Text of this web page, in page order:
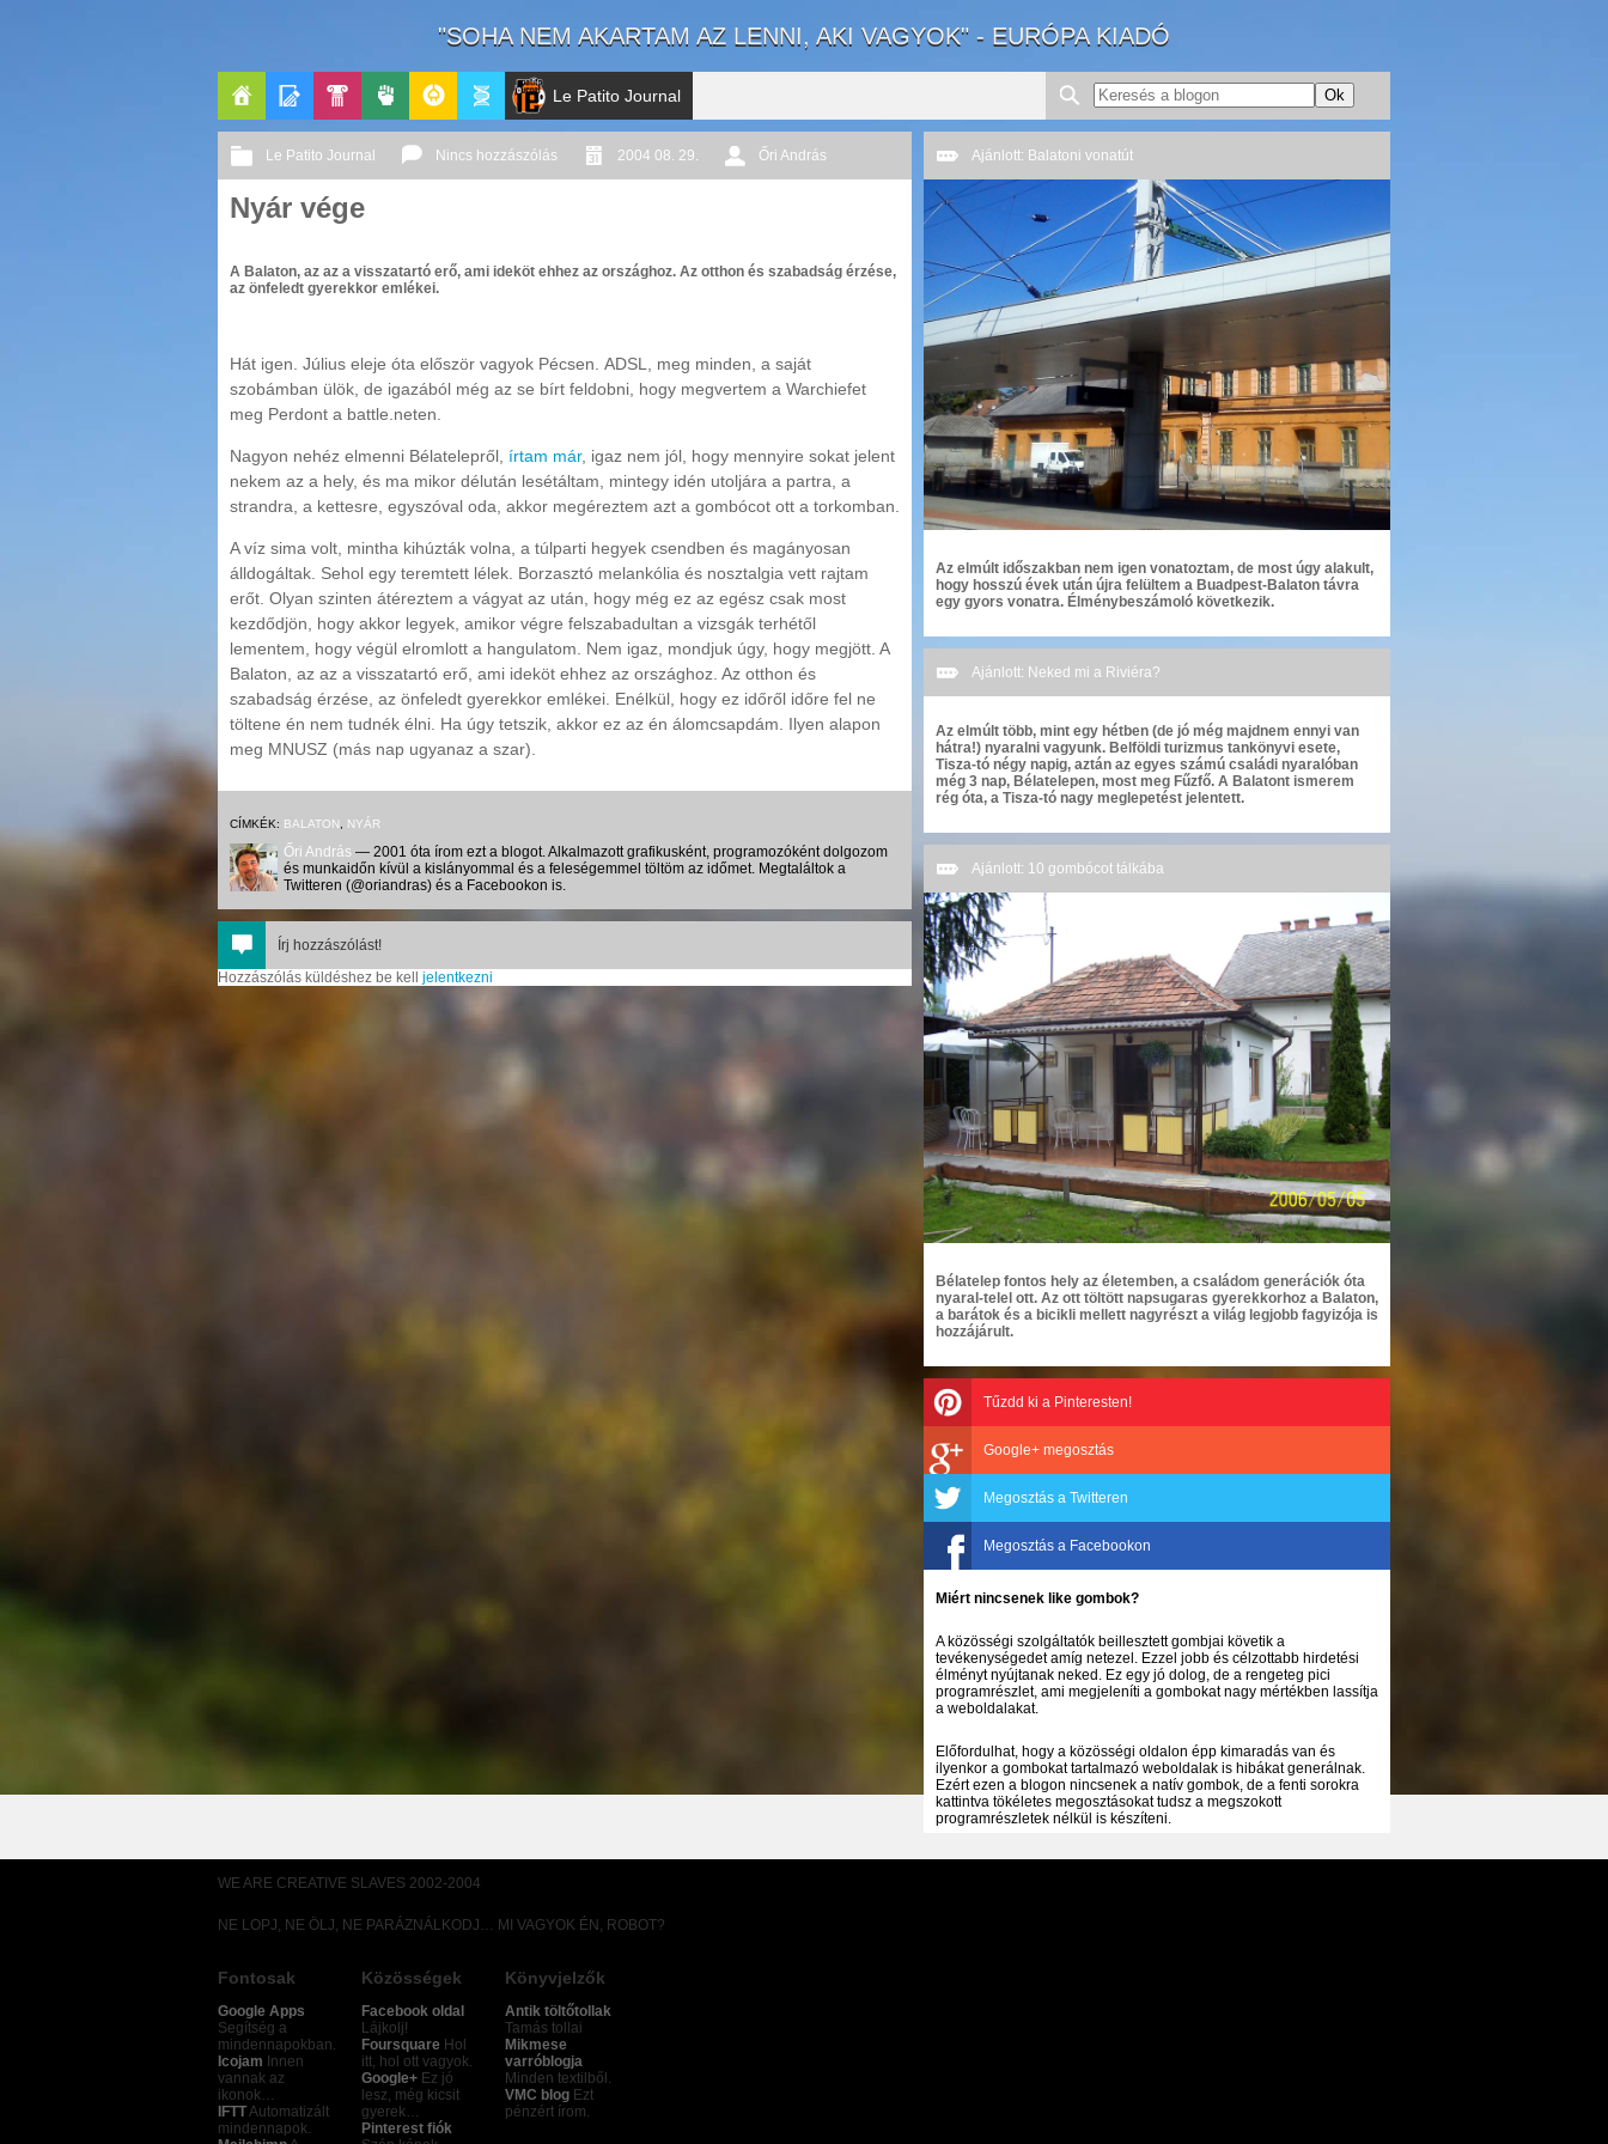
"SOHA NEM AKARTAM AZ LENNI, AKI VAGYOK" - EURÓPA KIADÓ
Főoldal PolitikaGeekZone
Le Patito Journal
Le Patito Journal Nincs hozzászólás 2004 08. 29. Őri András
Nyár vége
A Balaton, az az a visszatartó erő, ami ideköt ehhez az országhoz. Az otthon és szabadság érzése,
az önfeledt gyerekkor emlékei.
Hát igen. Július eleje óta először vagyok Pécsen. ADSL, meg minden, a saját
szobámban ülök, de igazából még az se bírt feldobni, hogy megvertem a Warchiefet
meg Perdont a battle.neten.
Nagyon nehéz elmenni Bélatelepről, írtam már, igaz nem jól, hogy mennyire sokat jelent
nekem az a hely, és ma mikor délután lesétáltam, mintegy idén utoljára a partra, a
strandra, a kettesre, egyszóval oda, akkor megéreztem azt a gombócot ott a torkomban.
A víz sima volt, mintha kihúzták volna, a túlparti hegyek csendben és magányosan
álldogáltak. Sehol egy teremtett lélek. Borzasztó melankólia és nosztalgia vett rajtam
erőt. Olyan szinten átéreztem a vágyat az után, hogy még ez az egész csak most
kezdődjön, hogy akkor legyek, amikor végre felszabadultan a vizsgák terhétől
lementem, hogy végül elromlott a hangulatom. Nem igaz, mondjuk úgy, hogy megjött. A
Balaton, az az a visszatartó erő, ami ideköt ehhez az országhoz. Az otthon és
szabadság érzése, az önfeledt gyerekkor emlékei. Enélkül, hogy ez időről időre fel ne
töltene én nem tudnék élni. Ha úgy tetszik, akkor ez az én álomcsapdám. Ilyen alapon
meg MNUSZ (más nap ugyanaz a szar).
CÍMKÉK: BALATON NYÁR
Őri András — 2001 óta írom ezt a blogot. Alkalmazott grafikusként, programozóként dolgozom
és munkaidőn kívül a kislányommal és a feleségemmel töltöm az időmet. Megtaláltok a
Twitteren (@oriandras) és a Facebookon is.
Írj hozzászólást!
Hozzászólás küldéshez be kell jelentkezni
Ajánlott: Balatoni vonatút
Az elmúlt időszakban nem igen vonatoztam, de most úgy alakult,
hogy hosszú évek után újra felültem a Buadpest-Balaton távra
egy gyors vonatra. Élménybeszámoló következik.
Ajánlott: Neked mi a Riviéra?
Az elmúlt több, mint egy hétben (de jó még majdnem ennyi van
hátra!) nyaralni vagyunk. Belföldi turizmus tankönyvi esete,
Tisza-tó négy napig, aztán az egyes számú családi nyaralóban
még 3 nap, Bélatelepen, most meg Fűzfő. A Balatont ismerem
rég óta, a Tisza-tó nagy meglepetést jelentett.
Ajánlott: 10 gombócot tálkába
Bélatelep fontos hely az életemben, a családom generációk óta
nyaral-telel ott. Az ott töltött napsugaras gyerekkorhoz a Balaton,
a barátok és a bicikli mellett nagyrészt a világ legjobb fagyizója is
hozzájárult.
Tűzdd ki a Pinteresten!
Google+ megosztás
Megosztás a Twitteren
Megosztás a Facebookon
Miért nincsenek like gombok?
A közösségi szolgáltatók beillesztett gombjai követik a
tevékenységedet amíg netezel. Ezzel jobb és célzottabb hirdetési
élményt nyújtanak neked. Ez egy jó dolog, de a rengeteg pici
programrészlet, ami megjeleníti a gombokat nagy mértékben lassítja
a weboldalakat.
Előfordulhat, hogy a közösségi oldalon épp kimaradás van és
ilyenkor a gombokat tartalmazó weboldalak is hibákat generálnak.
Ezért ezen a blogon nincsenek a natív gombok, de a fenti sorokra
kattintva tökéletes megosztásokat tudsz a megszokott
programrészletek nélkül is készíteni.
WE ARE CREATIVE SLAVES 2002-2004
NE LOPJ, NE ÖLJ, NE PARÁZNÁLKODJ… MI VAGYOK ÉN, ROBOT?
Fontosak
Google Apps
Segítség a
mindennapokban.
Icojam Innen
vannak az
ikonok…
IFTT Automatizált
mindennapok.
Közösségek
Facebook oldal
Lájkolj!
Foursquare Hol
itt, hol ott vagyok.
Google+ Ez jó
lesz, még kicsit
gyerek…
Pinterest fiók
Könyvjelzők
Antik töltőtollak
Tamás tollai
Mikmese
varróblogja
Minden textilből.
VMC blog Ezt
pénzért írom.